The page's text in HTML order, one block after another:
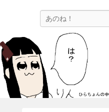
ひらちょんの
ほたがページ上部にある検